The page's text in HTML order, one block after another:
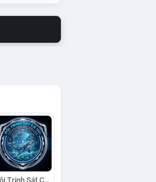
Đội Trinh Sát Cá Voi